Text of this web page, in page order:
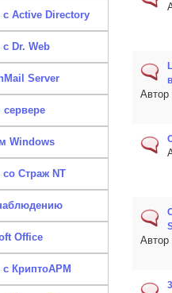
Active Directory
Dr. Web
Server
Windows
Страж NT
Office
КриптоАРМ
Автор
Автор